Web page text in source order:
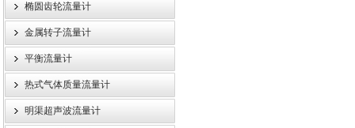
椭圆齿轮流量计
金属转子流量计
平衡流量计
热式气体质量流量计
明渠超声波流量计